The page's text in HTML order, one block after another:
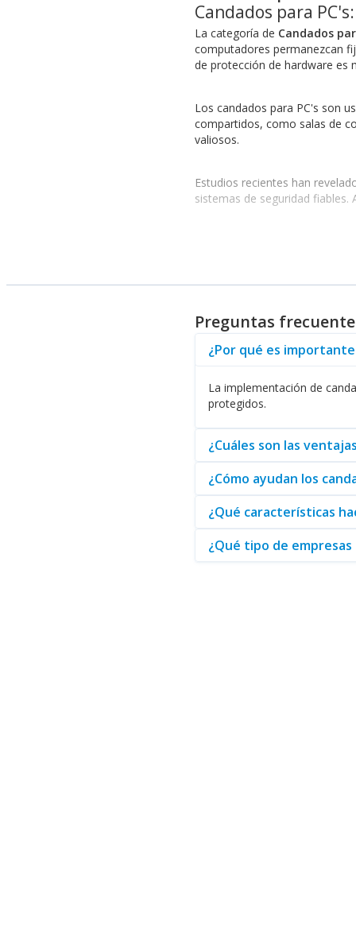
Candados para
La categoría de Candados
computadores permanezcan
de protección de hardware es
Los candados para PC's son
compartidos, como salas de
valiosos.
Estudios recientes han
sistemas de seguridad
Candados para PC's
Candados para PC's ACCO:
Candados para PC's
Candados para PC's PANDUIT
Al elegir candados de esta
optimizado.Adquiera
Preguntas
¿Por qué es
La implementación de
protegidos.
¿Cuáles son las
¿Cómo ayudan los
¿Qué características
¿Qué tipo de empresas